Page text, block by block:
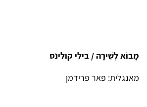
מָבוֹא לְשִׁירָה/ בילי קולינס
מאנגלית: פאר פרידמן